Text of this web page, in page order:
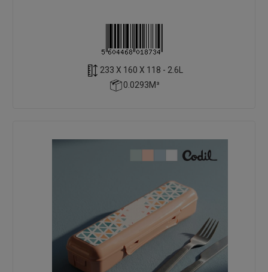
233 X 160 X 118 - 2.6L
0.0293M³